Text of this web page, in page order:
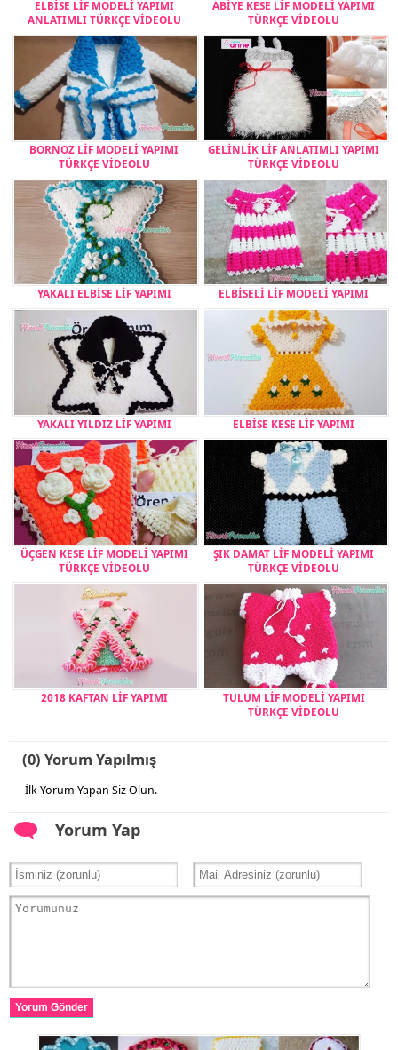
ELBİSE LİF MODELİ YAPIMI
ANLATIMLI TÜRKÇE VİDEOLU
ABİYE KESE LİF MODELİ YAPIMI
TÜRKÇE VİDEOLU
BORNOZ LİF MODELİ YAPIMI
TÜRKÇE VİDEOLU
GELİNLİK LİF ANLATIMLI YAPIMI
TÜRKÇE VİDEOLU
YAKALI ELBİSE LİF YAPIMI ELBİSELİ LİF MODELİ YAPIMI
YAKALI YILDIZ LİF YAPIMI ELBİSE KESE LİF YAPIMI
ÜÇGEN KESE LİF MODELİ YAPIMI
TÜRKÇE VİDEOLU
ŞIK DAMAT LİF MODELİ YAPIMI
TÜRKÇE VİDEOLU
2018 KAFTAN LİF YAPIMI
TULUM LİF MODELİ YAPIMI
TÜRKÇE VİDEOLU
(0) Yorum Yapılmış
İlk Yorum Yapan Siz Olun.
Yorum Yap
Yorum Gönder